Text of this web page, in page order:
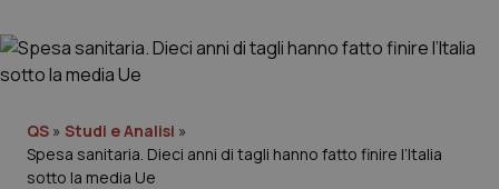
Governo e Parlamento
QS » Studi e Analisi »
Spesa sanitaria. Dieci anni di tagli hanno fatto finire l’Italia
sotto la media Ue